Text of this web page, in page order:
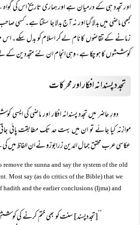
اور تجدد ہی کے درمیان ہے اور ہماری تاریخ اس کی گواہ
کبھی ماضی میں بدلا گیا اور نہ آج بدلا جا سکتا ہے۔ کسی
زمانے کے تقاضوں کا نام لے کر اسلام کو بدل سکے۔ اس
کوششوں کا ہو چکا ہے، وہی انجام ان نئے متجددین کے
تجدد پسندانہ افکار اور محرکات
دورِ حاضر میں تجدد پسندانہ افکار اور ماضی کی
موازنہ کیا جائے تو ان میں بہت حد تک مطابقت پائی
عکاسی عرب محقق جمال الدین زرابوزو نے ان الفاظ میں
remove the sunna and say the system of the old
Most say (as do critics of the Bible) that we
hadith and the earlier conclusions (Ijma) and
’’[تجددپسند] سنت کو بھی ختم کرنے کی